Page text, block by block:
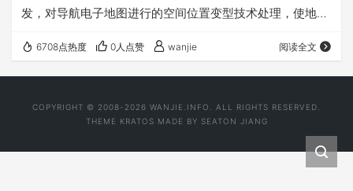
发，对导航电子地图进行的空间位置变型技术处理，使地图
根源就是国家规定，为了的国家安全和保密。 我误会
Google了。 2009.3.30更新,试用了最新版谷歌地图2.4.0.9
这个问题。文章最后上最新截图图. 有了xv6800的gps后才
6708点热度 0人点赞 wanjie 阅读全文
COPYRIGHT © 2008-2026 WANJIE.INFO. ALL RIGHTS RESERVED.
THEME KRATOS MADE BY SEATON JIANG